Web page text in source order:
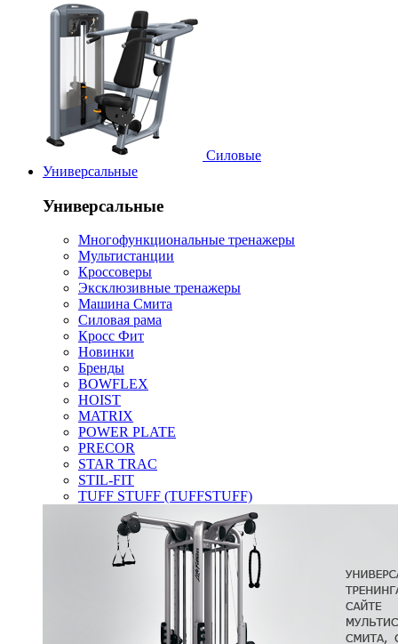
Силовые
Универсальные
Универсальные
Многофункциональные тренажеры
Мультистанции
Кроссоверы
Эксклюзивные тренажеры
Машина Смита
Силовая рама
Кросс Фит
Новинки
Бренды
BOWFLEX
HOIST
MATRIX
POWER PLATE
PRECOR
STAR TRAC
STIL-FIT
TUFF STUFF (TUFFSTUFF)